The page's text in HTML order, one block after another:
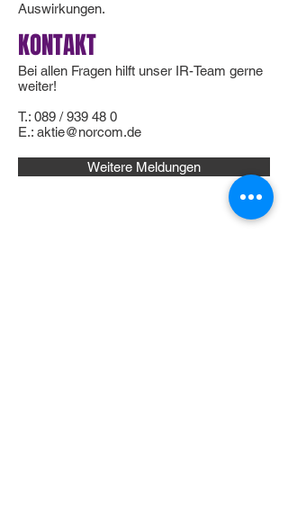
Auswirkungen.
KONTAKT
Bei allen Fragen hilft unser IR-Team gerne
weiter!
T.: 089 / 939 48 0
E.: aktie@norcom.de
Weitere Meldungen
NorCom bietet technologische Lösungen für
Themen, die fast alle großen Konzerne sowie